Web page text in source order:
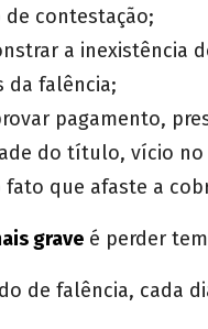
de contestação;
a inexistência
da falência;
pagamento,
do título, vício
que afaste a
grave é perder
de falência, cada